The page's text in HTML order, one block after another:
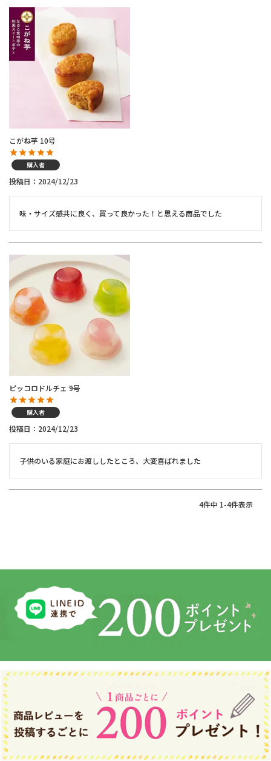
こがね芋 10号
購入者
投稿日 2024/12/23
味・サイズ感共に良く、買って良かった！と思える商品でした
ピッコロドルチェ 9号
購入者
投稿日 2024/12/23
子供のいる家庭にお渡ししたところ、大変喜ばれました
4件中 1-4件表示